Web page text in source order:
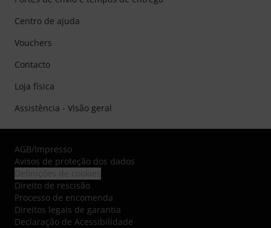
Centro de ajuda
Vouchers
Contacto
Loja física
Assistência - Visão geral
AGB/Impresso
Avisos de proteção dos dados
Direito de rescisão
Processo de encomenda
Direitos legais de garantia
Declaração de Acessibilidade